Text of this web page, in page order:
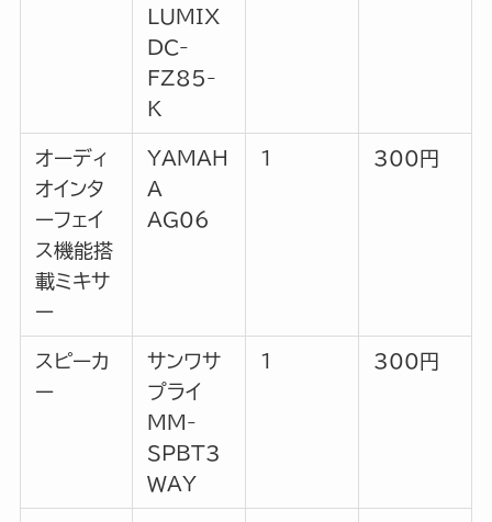
LUMIX
DC-
FZ85-
K
オーディ
オインタ
ーフェイ
ス機能搭
載ミキサ
ー
YAMAH
A
AG06
1 300円
スピーカ
ー
サンワサ
プライ
MM-
SPBT3
WAY
1 300円